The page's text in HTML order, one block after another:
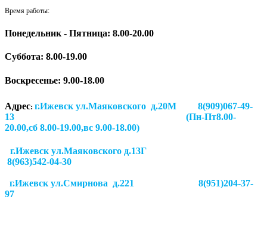
Время работы:
Понедельник - Пятница: 8.00-20.00
Суббота: 8.00-19.00
Воскресенье: 9.00-18.00
Адрес: г.Ижевск ул.Маяковского д.20М 8(909)067-49-
13 (Пн-Пт8.00-
20.00,сб 8.00-19.00,вс 9.00-18.00)
г.Ижевск ул.Маяковского д.13Г
8(963)542-04-30
г.Ижевск ул.Смирнова д.221
8(951)204-37-
97